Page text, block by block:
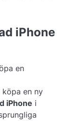
iPhone
en
en ny
iPhone i